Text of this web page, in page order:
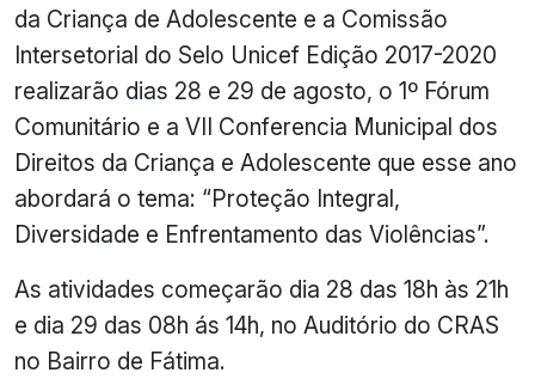
da Criança de Adolescente e a Comissão
Intersetorial do Selo Unicef Edição 2017-2020
realizarão dias 28 e 29 de agosto, o 1º Fórum
Comunitário e a VII Conferencia Municipal dos
Direitos da Criança e Adolescente que esse ano
abordará o tema: “Proteção Integral,
Diversidade e Enfrentamento das Violências”.
As atividades começarão dia 28 das 18h às 21h
e dia 29 das 08h ás 14h, no Auditório do CRAS
no Bairro de Fátima.